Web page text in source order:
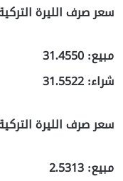
سعر صرف الليرة
مبيع: 31.4550
شراء: 31.5522
سعر صرف الليرة
مبيع: 2.5313